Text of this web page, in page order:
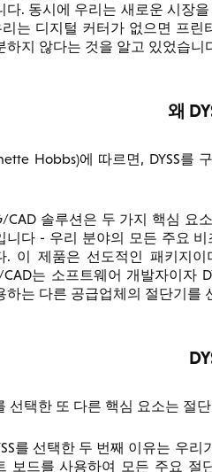
다. 동시에 우리는 새로운 시장
는 디지털 커터가 없으면 프린
하지 않다는 것을 알고 있었습니
왜
Hobbs)에 따르면, DYSS를
CAD 솔루션은 두 가지 핵심 요
니다 - 우리 분야의 모든 주요 비
. 이 제품은 선도적인 패키지
CAD는 소프트웨어 개발자이자
하는 다른 공급업체의 절단기를
선택한 또 다른 핵심 요소는
를 선택한 두 번째 이유는 우리
보드를 사용하여 모든 주요 절